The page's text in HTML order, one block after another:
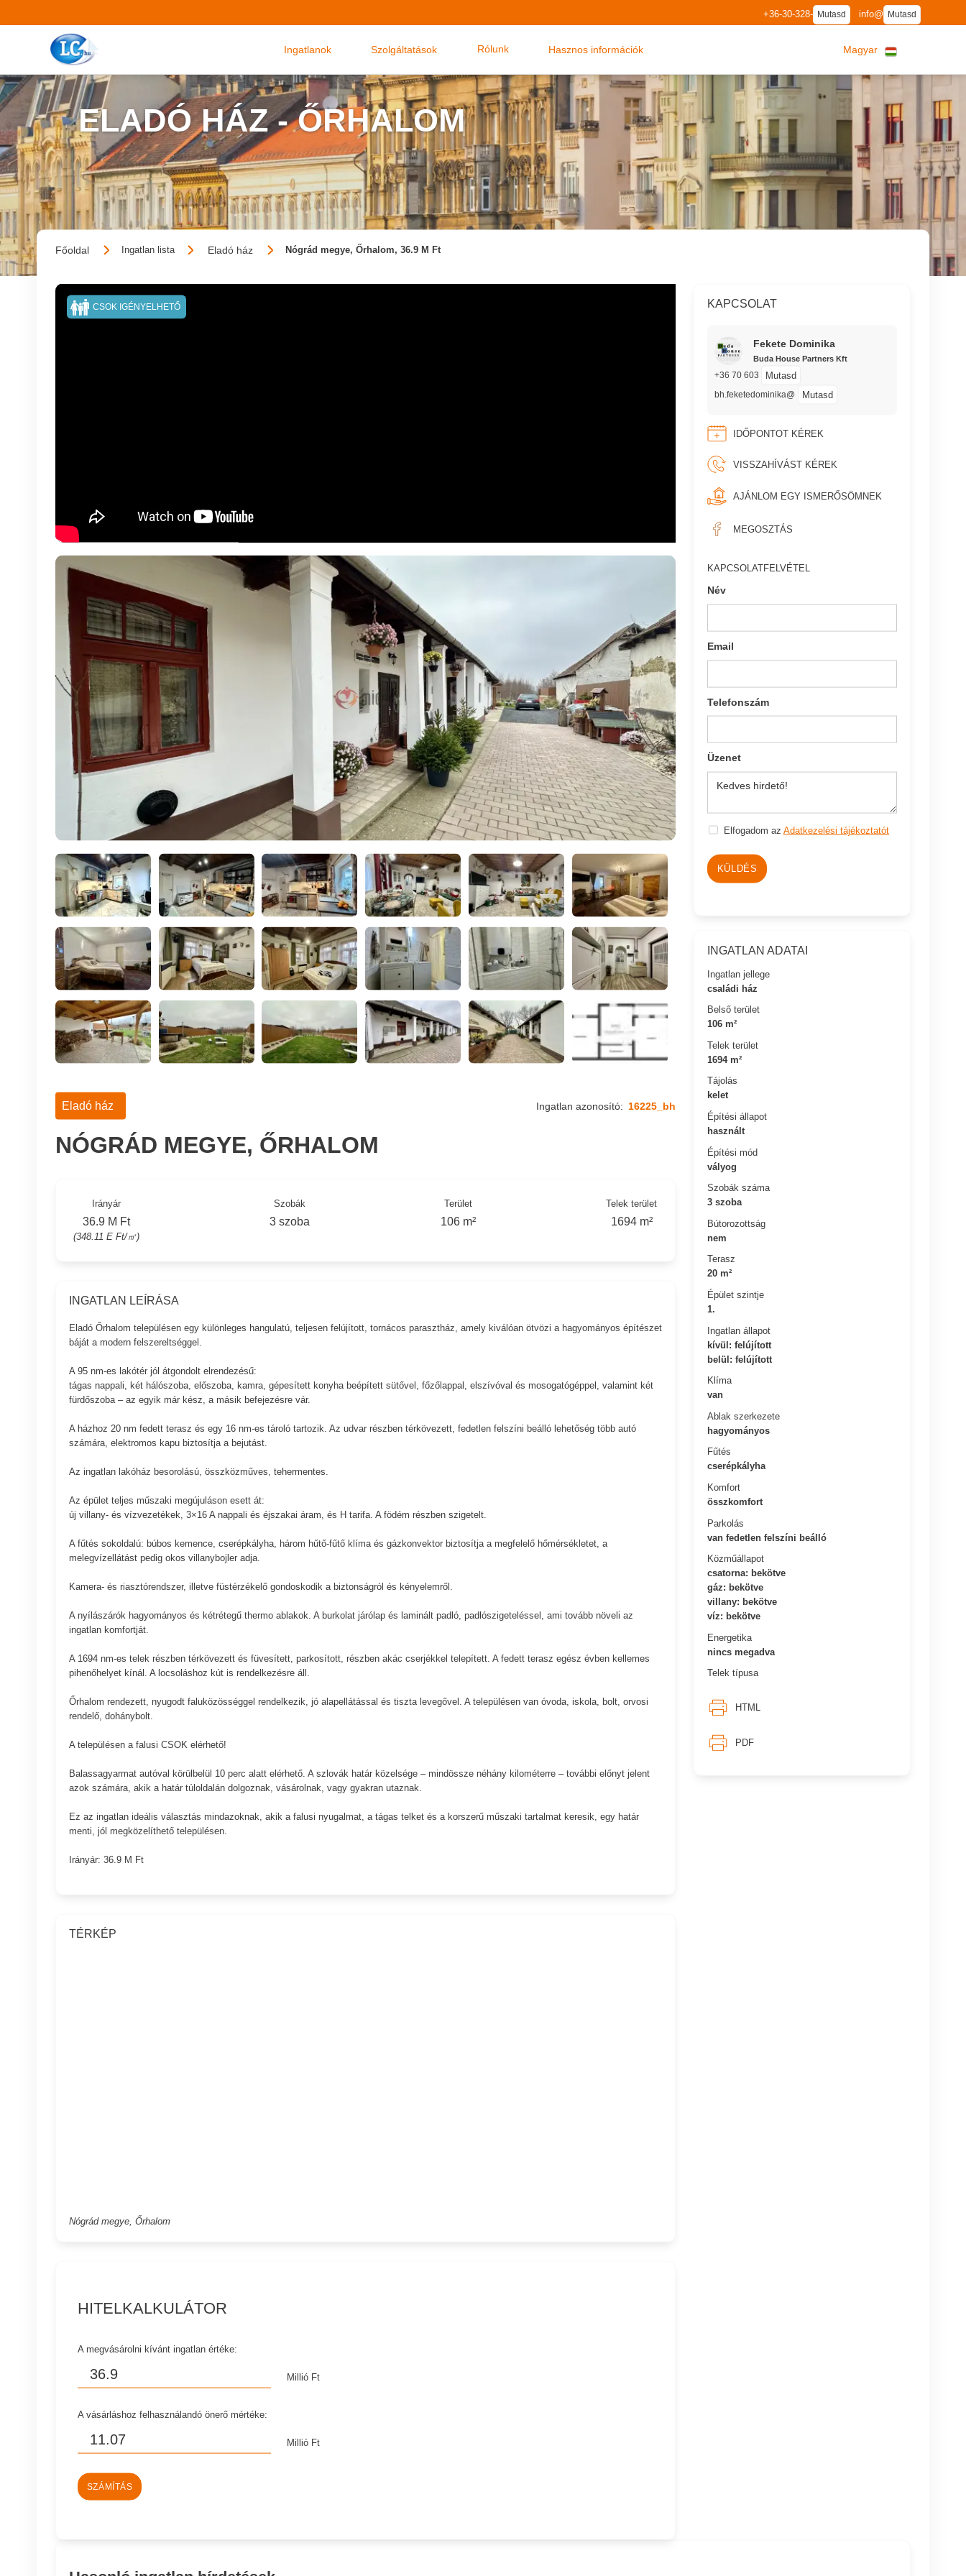
+36-30-328- Mutasd info@ Mutasd
Ingatlanok Szolgáltatások Rólunk Hasznos információk Magyar
ELADÓ HÁZ - ŐRHALOM
Főoldal Ingatlan lista Eladó ház Nógrád megye, Őrhalom, 36.9 M Ft
CSOK IGÉNYELHETŐ KAPCSOLAT
Fekete Dominika
Buda House Partners Kft
+36 70 603 Mutasd
bh.feketedominika@ Mutasd
IDŐPONTOT KÉREK
VISSZAHÍVÁST KÉREK
AJÁNLOM EGY ISMERŐSÖMNEK
MEGOSZTÁS
KAPCSOLATFELVÉTEL
Név
Email
Telefonszám
Üzenet
Elfogadom az Adatkezelési tájékoztatót
KÜLDÉS
INGATLAN ADATAI
Ingatlan jellege
családi ház
Belső terület
106 m²
Telek terület
1694 m²
Tájolás
kelet
Építési állapot
használt
Építési mód
vályog
Szobák száma
3 szoba
Bútorozottság
nem
Terasz
20 m²
Épület szintje
1.
Ingatlan állapot
kívül: felújított
belül: felújított
Klíma
van
Ablak szerkezete
hagyományos
Fűtés
cserépkályha
Komfort
összkomfort
Parkolás
van fedetlen felszíni beálló
Közműállapot
csatorna: bekötve
gáz: bekötve
villany: bekötve
víz: bekötve
Energetika
nincs megadva
Telek típusa
HTML
PDF
Eladó ház Ingatlan azonosító: 16225_bh
NÓGRÁD MEGYE, ŐRHALOM
Irányár
36.9 M Ft
(348.11 E Ft/㎡)
Szobák
3 szoba
Terület
106 m²
Telek terület
1694 m²
INGATLAN LEÍRÁSA
Eladó Őrhalom településen egy különleges hangulatú, teljesen felújított, tornácos parasztház, amely kiválóan ötvözi a hagyományos építészet
báját a modern felszereltséggel.
A 95 nm-es lakótér jól átgondolt elrendezésű:
tágas nappali, két hálószoba, előszoba, kamra, gépesített konyha beépített sütővel, főzőlappal, elszívóval és mosogatógéppel, valamint két
fürdőszoba – az egyik már kész, a másik befejezésre vár.
A házhoz 20 nm fedett terasz és egy 16 nm-es tároló tartozik. Az udvar részben térkövezett, fedetlen felszíni beálló lehetőség több autó
számára, elektromos kapu biztosítja a bejutást.
Az ingatlan lakóház besorolású, összközműves, tehermentes.
Az épület teljes műszaki megújuláson esett át:
új villany- és vízvezetékek, 3×16 A nappali és éjszakai áram, és H tarifa. A födém részben szigetelt.
A fűtés sokoldalú: búbos kemence, cserépkályha, három hűtő-fűtő klíma és gázkonvektor biztosítja a megfelelő hőmérsékletet, a
melegvízellátást pedig okos villanybojler adja.
Kamera- és riasztórendszer, illetve füstérzékelő gondoskodik a biztonságról és kényelemről.
A nyílászárók hagyományos és kétrétegű thermo ablakok. A burkolat járólap és laminált padló, padlószigeteléssel, ami tovább növeli az
ingatlan komfortját.
A 1694 nm-es telek részben térkövezett és füvesített, parkosított, részben akác cserjékkel telepített. A fedett terasz egész évben kellemes
pihenőhelyet kínál. A locsoláshoz kút is rendelkezésre áll.
Őrhalom rendezett, nyugodt faluközösséggel rendelkezik, jó alapellátással és tiszta levegővel. A településen van óvoda, iskola, bolt, orvosi
rendelő, dohánybolt.
A településen a falusi CSOK elérhető!
Balassagyarmat autóval körülbelül 10 perc alatt elérhető. A szlovák határ közelsége – mindössze néhány kilométerre – további előnyt jelent
azok számára, akik a határ túloldalán dolgoznak, vásárolnak, vagy gyakran utaznak.
Ez az ingatlan ideális választás mindazoknak, akik a falusi nyugalmat, a tágas telket és a korszerű műszaki tartalmat keresik, egy határ
menti, jól megközelíthető településen.
Irányár: 36.9 M Ft
TÉRKÉP
Nógrád megye, Őrhalom
HITELKALKULÁTOR
A megvásárolni kívánt ingatlan értéke:
Millió Ft
A vásárláshoz felhasználandó önerő mértéke:
Millió Ft
SZÁMÍTÁS